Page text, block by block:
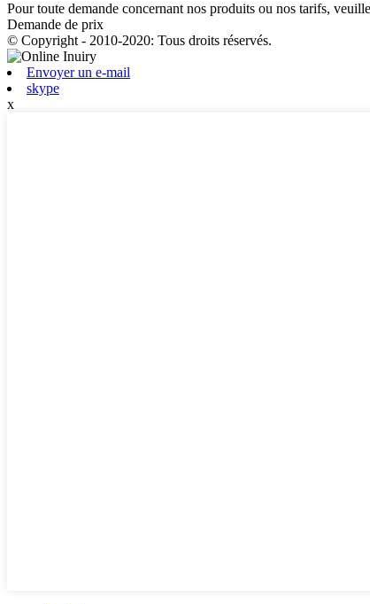
Pour toute demande concernant nos produits ou nos tarifs,
Demande de prix
© Copyright - 2010-2020: Tous droits réservés.
Envoyer un e-mail
skype
x